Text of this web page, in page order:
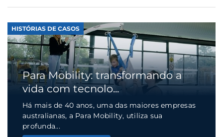
HISTÓRIAS DE CASOS
Para Mobility: transformando a
vida com tecnolo...
Há mais de 40 anos, uma das maiores empresas
australianas, a Para Mobility, utiliza sua
profunda...